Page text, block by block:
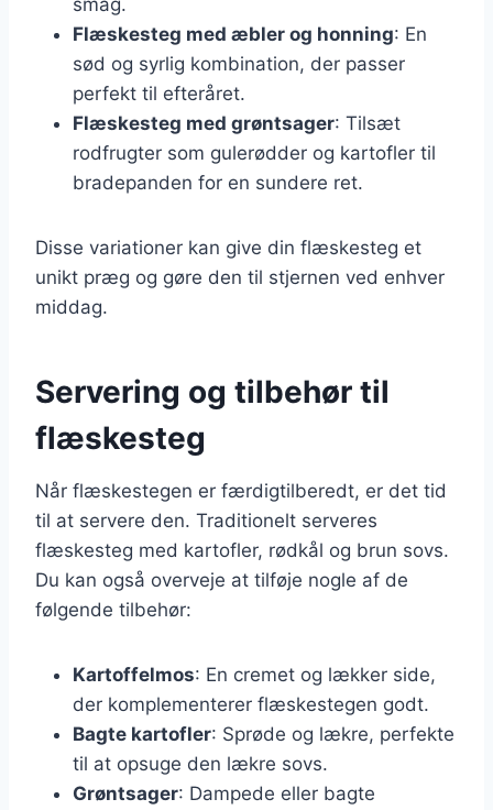
Flæskesteg med æbler og honning: En
sød og syrlig kombination, der passer
perfekt til efteråret.
Flæskesteg med grøntsager: Tilsæt
rodfrugter som gulerødder og kartofler til
bradepanden for en sundere ret.
Disse variationer kan give din flæskesteg et
unikt præg og gøre den til stjernen ved enhver
middag.
Servering og tilbehør til
flæskesteg
Når flæskestegen er færdigtilberedt, er det tid
til at servere den. Traditionelt serveres
flæskesteg med kartofler, rødkål og brun sovs.
Du kan også overveje at tilføje nogle af de
følgende tilbehør:
Kartoffelmos: En cremet og lækker side,
der komplementerer flæskestegen godt.
Bagte kartofler: Sprøde og lækre, perfekte
til at opsuge den lækre sovs.
Grøntsager: Dampede eller bagte